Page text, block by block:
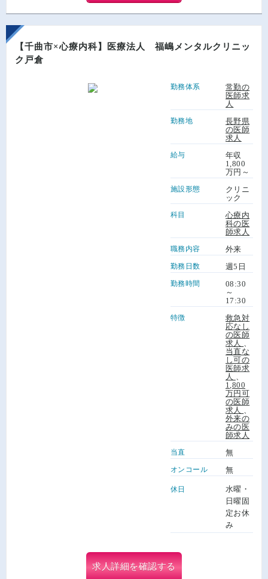
【千曲市×心療内科】医療法人 福嶋メンタルクリニッ
ク戸倉
勤務体系
常勤の
医師求
人
勤務地
長野県
の医師
求人
給与
年収
1,800
万円～
施設形態
クリニ
ック
科目
心療内
科の医
師求人
職務内容 外来
勤務日数 週5日
勤務時間
08:30
～
17:30
特徴
救急対
応なし
の医師
求人
当直な
し可の
医師求
人
1,800
万円可
の医師
求人
外来の
みの医
師求人
当直 無
オンコール 無
休日
水曜・
日曜固
定お休
み
求人詳細を確認する